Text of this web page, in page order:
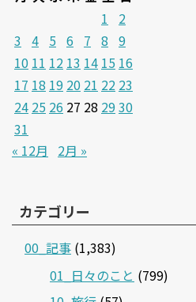
1
2
3 4 5 6 7 8 9
10 11 12 13 14 15 16
17 18 19 20 21 22 23
24 25 26 27 28 2930
31
« 12月
2月 »
カテゴリー
00_記事 (1,383)
01_日々のこと (799)